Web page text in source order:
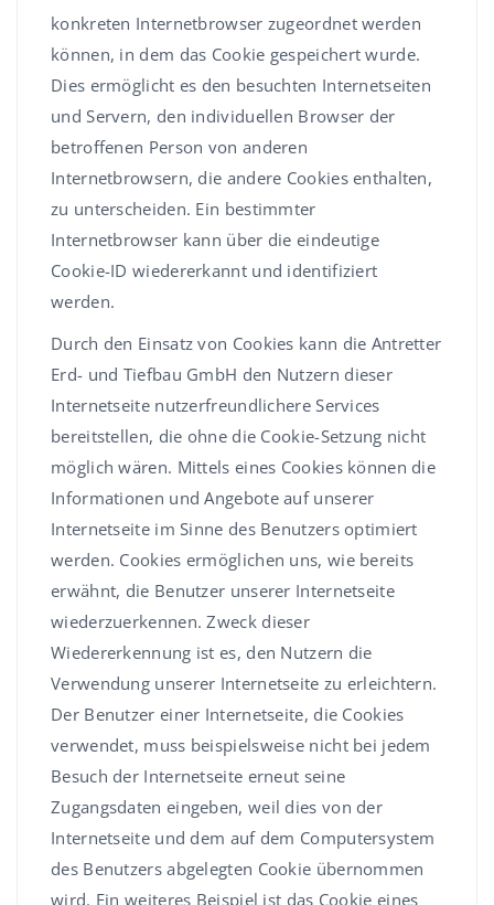
konkreten Internetbrowser zugeordnet werden
können, in dem das Cookie gespeichert wurde.
Dies ermöglicht es den besuchten Internetseiten
und Servern, den individuellen Browser der
betroffenen Person von anderen
Internetbrowsern, die andere Cookies enthalten,
zu unterscheiden. Ein bestimmter
Internetbrowser kann über die eindeutige
Cookie-ID wiedererkannt und identifiziert
werden.
Durch den Einsatz von Cookies kann die Antretter
Erd- und Tiefbau GmbH den Nutzern dieser
Internetseite nutzerfreundlichere Services
bereitstellen, die ohne die Cookie-Setzung nicht
möglich wären. Mittels eines Cookies können die
Informationen und Angebote auf unserer
Internetseite im Sinne des Benutzers optimiert
werden. Cookies ermöglichen uns, wie bereits
erwähnt, die Benutzer unserer Internetseite
wiederzuerkennen. Zweck dieser
Wiedererkennung ist es, den Nutzern die
Verwendung unserer Internetseite zu erleichtern.
Der Benutzer einer Internetseite, die Cookies
verwendet, muss beispielsweise nicht bei jedem
Besuch der Internetseite erneut seine
Zugangsdaten eingeben, weil dies von der
Internetseite und dem auf dem Computersystem
des Benutzers abgelegten Cookie übernommen
wird. Ein weiteres Beispiel ist das Cookie eines